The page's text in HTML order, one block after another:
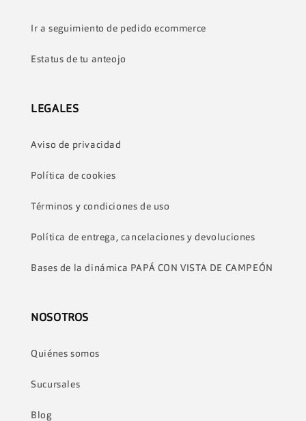
Ir a seguimiento de pedido ecommerce
Estatus de tu anteojo
LEGALES
Aviso de privacidad
Política de cookies
Términos y condiciones de uso
Política de entrega, cancelaciones y devoluciones
Bases de la dinámica PAPÁ CON VISTA DE CAMPEÓN
NOSOTROS
Quiénes somos
Sucursales
Blog